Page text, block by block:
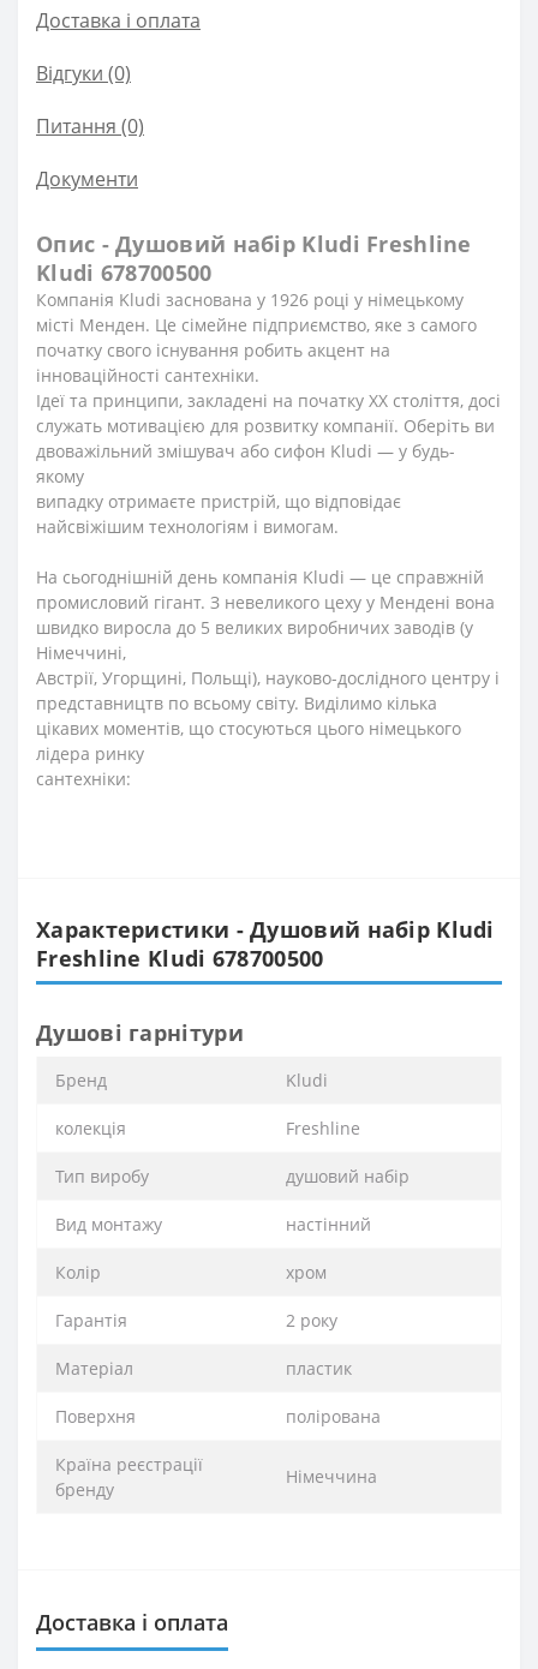
Доставка і оплата
Відгуки (0)
Питання (0)
Документи
Опис - Душовий набір Kludi Freshline
Kludi 678700500
Компанія Kludi заснована у 1926 році у німецькому
місті Менден. Це сімейне підприємство, яке з самого
початку свого існування робить акцент на
інноваційності сантехніки.
Ідеї ​​та принципи, закладені на початку ХХ століття, досі
служать мотивацією для розвитку компанії. Оберіть ви
двоважільний змішувач або сифон Kludi — у будь-
якому
випадку отримаєте пристрій, що відповідає
найсвіжішим технологіям і вимогам.
На сьогоднішній день компанія Kludi — це справжній
промисловий гігант. З невеликого цеху у Мендені вона
швидко виросла до 5 великих виробничих заводів (у
Німеччині,
Австрії, Угорщині, Польщі), науково-дослідного центру і
представництв по всьому світу. Виділимо кілька
цікавих моментів, що стосуються цього німецького
лідера ринку
сантехніки:
Характеристики - Душовий набір Kludi
Freshline Kludi 678700500
Душові гарнітури
Бренд Kludi
колекція Freshline
Тип виробу душовий набір
Вид монтажу настінний
Колір хром
Гарантія 2 року
Матеріал пластик
Поверхня полірована
Країна реєстрації
бренду
Німеччина
Доставка і оплата